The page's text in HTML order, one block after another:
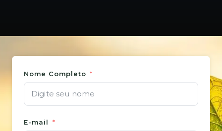
Nome Completo
E-mail